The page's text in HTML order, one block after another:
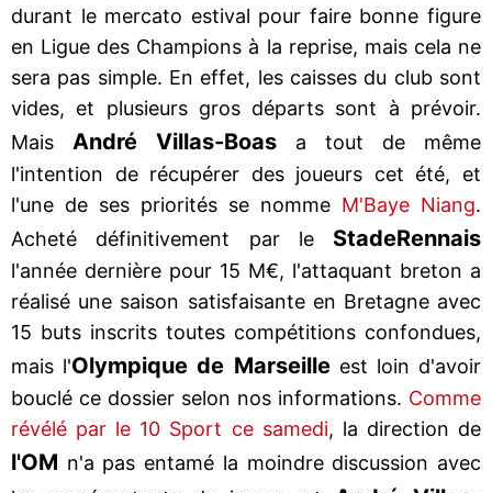
durant le mercato estival pour faire bonne figure
en Ligue des Champions à la reprise, mais cela ne
sera pas simple. En effet, les caisses du club sont
vides, et plusieurs gros départs sont à prévoir.
Mais André Villas-Boas a tout de même
l'intention de récupérer des joueurs cet été, et
l'une de ses priorités se nomme M'Baye Niang.
Acheté définitivement par le StadeRennais
l'année dernière pour 15 M€, l'attaquant breton a
réalisé une saison satisfaisante en Bretagne avec
15 buts inscrits toutes compétitions confondues,
mais l'Olympique de Marseilleest loin d'avoir
bouclé ce dossier selon nos informations. Comme
révélé par le 10 Sport ce samedi, la direction de
l'OM n'a pas entamé la moindre discussion avec